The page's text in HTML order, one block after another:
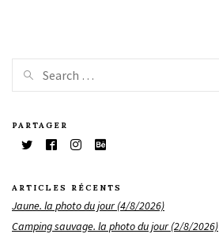
PARTAGER
ARTICLES RÉCENTS
Jaune. la photo du jour (4/8/2026)
Camping sauvage. la photo du jour (2/8/2026)